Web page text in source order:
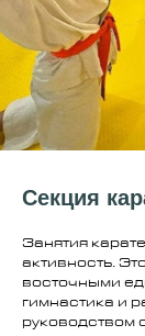
Секция
Занятия
активность.
восточными
гимнастика и
руководством